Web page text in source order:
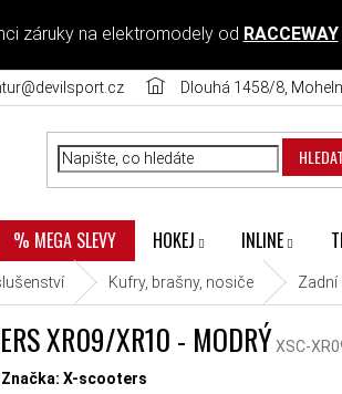
záruky na elektromodely od RACCEWAY
Dlouhá 1458/8,
HLEDAT
% MEGA SLEVY HOKEJ INLINE
Kufry, brašny, nosiče Zadní
XR09/XR10 - MODRÝXSC-
Značka: X-scooters